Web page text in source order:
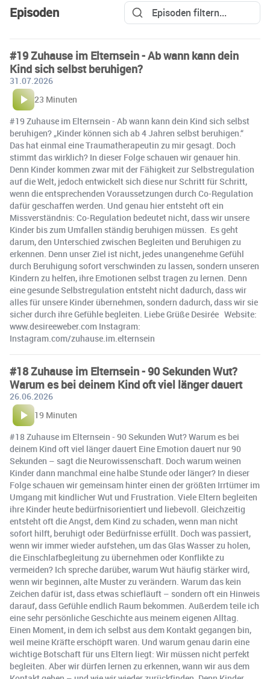
Episoden
#19 Zuhause im Elternsein - Ab wann kann dein
Kind sich selbst beruhigen?
31.07.2026
23 Minuten
#19 Zuhause im Elternsein - Ab wann kann dein Kind sich selbst
beruhigen? „Kinder können sich ab 4 Jahren selbst beruhigen.“
Das hat einmal eine Traumatherapeutin zu mir gesagt. Doch
stimmt das wirklich? In dieser Folge schauen wir genauer hin.
Denn Kinder kommen zwar mit der Fähigkeit zur Selbstregulation
auf die Welt, jedoch entwickelt sich diese nur Schritt für Schritt,
wenn die entsprechenden Voraussetzungen durch Co-Regulation
dafür geschaffen werden. Und genau hier entsteht oft ein
Missverständnis: Co-Regulation bedeutet nicht, dass wir unsere
Kinder bis zum Umfallen ständig beruhigen müssen. Es geht
darum, den Unterschied zwischen Begleiten und Beruhigen zu
erkennen. Denn unser Ziel ist nicht, jedes unangenehme Gefühl
durch Beruhigung sofort verschwinden zu lassen, sondern unseren
Kindern zu helfen, ihre Emotionen selbst tragen zu lernen. Denn
eine gesunde Selbstregulation entsteht nicht dadurch, dass wir
alles für unsere Kinder übernehmen, sondern dadurch, dass wir sie
sicher durch ihre Gefühle begleiten. Liebe Grüße Desirée Website:
www.desireeweber.com Instagram:
Instagram.com/zuhause.im.elternsein
#18 Zuhause im Elternsein - 90 Sekunden Wut?
Warum es bei deinem Kind oft viel länger dauert
26.06.2026
19 Minuten
#18 Zuhause im Elternsein - 90 Sekunden Wut? Warum es bei
deinem Kind oft viel länger dauert Eine Emotion dauert nur 90
Sekunden – sagt die Neurowissenschaft. Doch warum weinen
Kinder dann manchmal eine halbe Stunde oder länger? In dieser
Folge schauen wir gemeinsam hinter einen der größten Irrtümer im
Umgang mit kindlicher Wut und Frustration. Viele Eltern begleiten
ihre Kinder heute bedürfnisorientiert und liebevoll. Gleichzeitig
entsteht oft die Angst, dem Kind zu schaden, wenn man nicht
sofort hilft, beruhigt oder Bedürfnisse erfüllt. Doch was passiert,
wenn wir immer wieder aufstehen, um das Glas Wasser zu holen,
die Einschlafbegleitung zu übernehmen oder Konflikte zu
vermeiden? Ich spreche darüber, warum Wut häufig stärker wird,
wenn wir beginnen, alte Muster zu verändern. Warum das kein
Zeichen dafür ist, dass etwas schiefläuft – sondern oft ein Hinweis
darauf, dass Gefühle endlich Raum bekommen. Außerdem teile ich
eine sehr persönliche Geschichte aus meinem eigenen Alltag.
Einen Moment, in dem ich selbst aus dem Kontakt gegangen bin,
weil meine Kräfte erschöpft waren. Und warum genau darin eine
wichtige Botschaft für uns Eltern liegt: Wir müssen nicht perfekt
begleiten. Aber wir dürfen lernen zu erkennen, wann wir aus dem